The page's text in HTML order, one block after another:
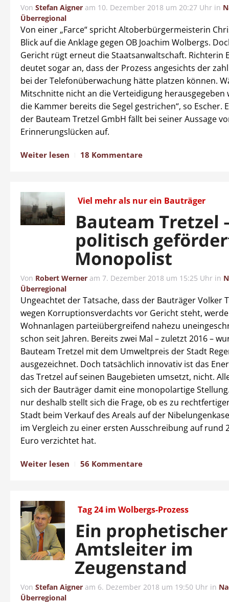
Von Stefan Aigner am 10. Dezember 2018 um 20:27 Uhr in
Überregional
Von einer „Farce“ spricht Altoberbürgermeisterin
Blick auf die Anklage gegen OB Joachim Wolbergs.
Gericht rügt erneut die Staatsanwaltschaft. Richterin
deutet sogar an, dass der Prozess angesichts der
bei der Telefonüberwachung hätte platzen können.
Mitschnitte nicht an die Verteidigung herausgegeben
die Kammer bereits die Segel gestrichen“, so Escher.
der Bauteam Tretzel GmbH fällt bei seiner Aussage
Erinnerungslücken auf.
Weiter lesen 18 Kommentare
Viel mehr als nur ein Bauträger
Bauteam Tretzel
politisch
Monopolist
Von Robert Werner am 7. Dezember 2018 um 15:25 Uhr in
Überregional
Ungeachtet der Tatsache, dass der Bauträger Volker
wegen Korruptionsverdachts vor Gericht steht,
Wohnanlagen parteiübergreifend nahezu
schon seit Jahren. Bereits zwei Mal – zuletzt 2016 –
Bauteam Tretzel mit dem Umweltpreis der Stadt
ausgezeichnet. Doch tatsächlich innovativ ist das
das Tretzel auf seinen Baugebieten umsetzt, nicht.
sich der Bauträger damit eine monopolartige
nur deshalb stellt sich die Frage, ob es zu
Stadt beim Verkauf des Areals auf der
im Vergleich zu einer ersten Ausschreibung auf rund
Euro verzichtet hat.
Weiter lesen 56 Kommentare
Tag 24 im Wolbergs-Prozess
Ein prophetischer
Amtsleiter im
Zeugenstand
Von Stefan Aigner am 6. Dezember 2018 um 19:50 Uhr in
Überregional